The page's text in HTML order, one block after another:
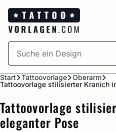
Zum
Inhalt
springen
Start Tattoovorlage
Oberarm
Tattoovorlage stilisierter Kranich
Tattoovorlage
eleganter Pose